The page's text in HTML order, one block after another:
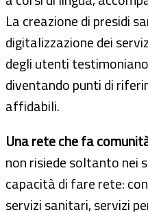
La creazione di presidi
digitalizzazione dei
degli utenti
diventando punti di
affidabili.
Una rete che fa
non risiede soltanto nei
capacità di fare rete:
servizi sanitari, servizi